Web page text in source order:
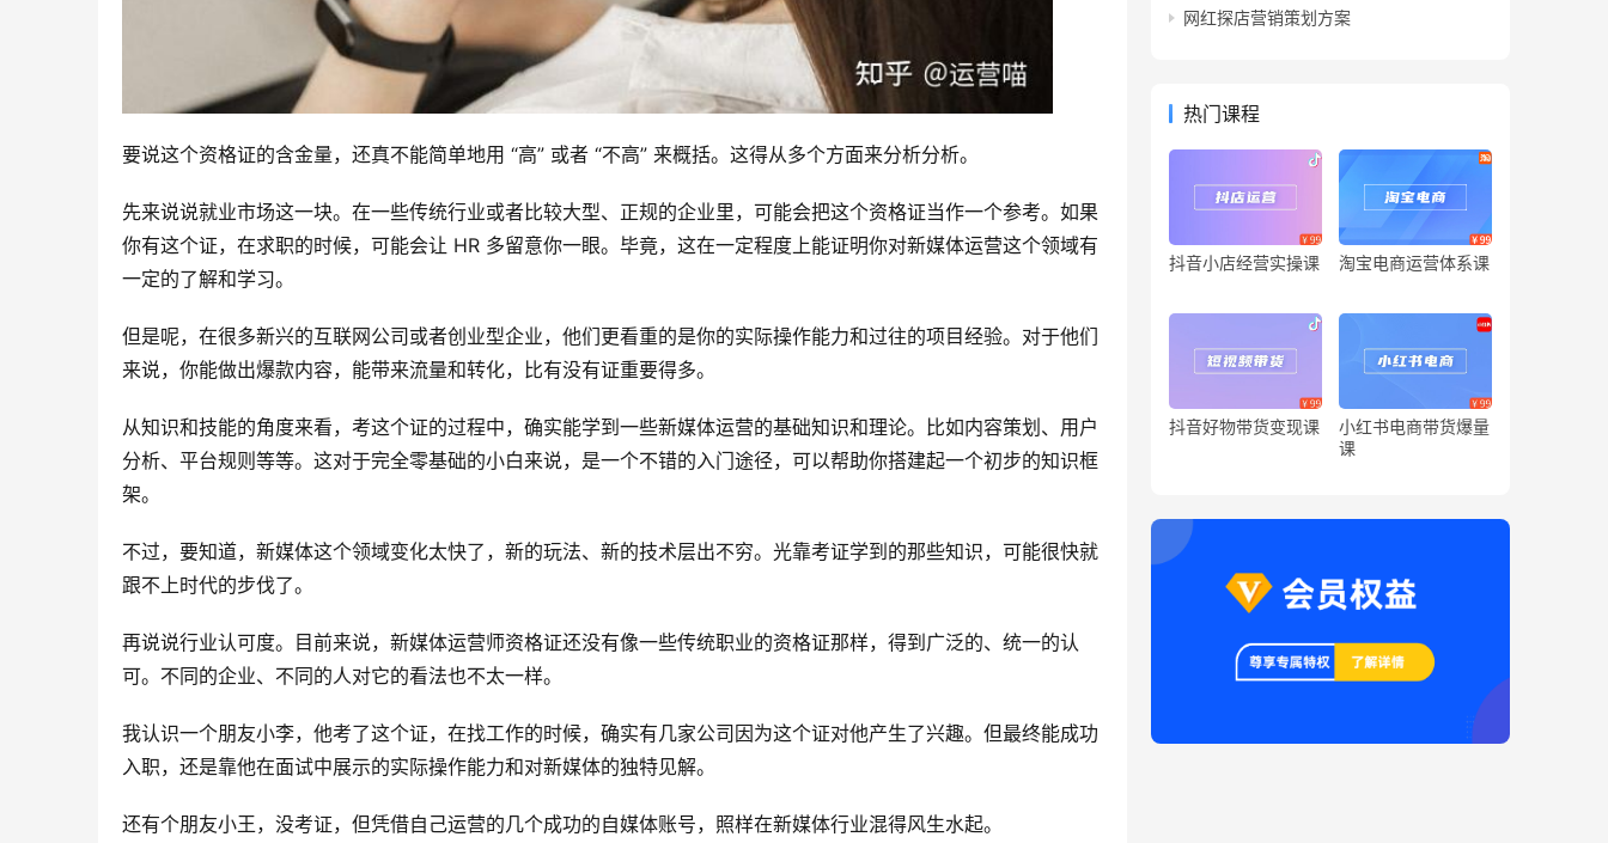
要说这个资格证的含金量，还真不能简单地用 “高” 或者 “不高” 来概括。这得从多个方面来分析分析。
先来说说就业市场这一块。在一些传统行业或者比较大型、正规的企业里，可能会把这个资格证当作一个参考。如果
你有这个证，在求职的时候，可能会让 HR 多留意你一眼。毕竟，这在一定程度上能证明你对新媒体运营这个领域有
一定的了解和学习。
但是呢，在很多新兴的互联网公司或者创业型企业，他们更看重的是你的实际操作能力和过往的项目经验。对于他们
来说，你能做出爆款内容，能带来流量和转化，比有没有证重要得多。
从知识和技能的角度来看，考这个证的过程中，确实能学到一些新媒体运营的基础知识和理论。比如内容策划、用户
分析、平台规则等等。这对于完全零基础的小白来说，是一个不错的入门途径，可以帮助你搭建起一个初步的知识框
架。
不过，要知道，新媒体这个领域变化太快了，新的玩法、新的技术层出不穷。光靠考证学到的那些知识，可能很快就
跟不上时代的步伐了。
再说说行业认可度。目前来说，新媒体运营师资格证还没有像一些传统职业的资格证那样，得到广泛的、统一的认
可。不同的企业、不同的人对它的看法也不太一样。
我认识一个朋友小李，他考了这个证，在找工作的时候，确实有几家公司因为这个证对他产生了兴趣。但最终能成功
入职，还是靠他在面试中展示的实际操作能力和对新媒体的独特见解。
还有个朋友小王，没考证，但凭借自己运营的几个成功的自媒体账号，照样在新媒体行业混得风生水起。
网红探店营销策划方案
热门课程
抖音小店经营实操课 淘宝电商运营体系课
抖音好物带货变现课
小红书电商带货爆量
课